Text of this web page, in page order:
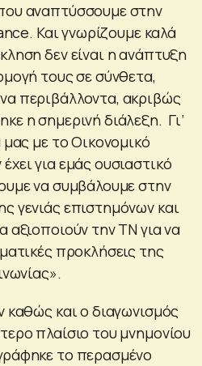
αναπτύσσουμε στην
Και γνωρίζουμε καλά
δεν είναι η ανάπτυξη
τους σε σύνθετα,
περιβάλλοντα, ακριβώς
η σημερινή διάλεξη. Γι’
με το Οικονομικό
για εμάς ουσιαστικό
να συμβάλουμε στην
γενιάς επιστημόνων και
αξιοποιούν την ΤΝ για να
προκλήσεις της
καθώς και ο διαγωνισμός
πλαίσιο του μνημονίου
το περασμένο